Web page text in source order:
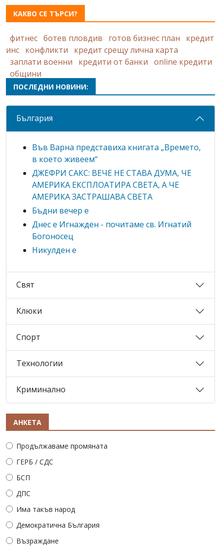
КАКВО СЕ ТЪРСИ?
фитнес ботев пловдив готов бизнес план
кредит
инс конфликти
кредит срещу лична карта
заплати военни
кредити от банки online кредити
общини
ПОСЛЕДНИ НОВИНИ:
България
Във Варна представиха книгата „Времето,
в което живеем“
ДЖЕФРИ САКС: ВЕЧЕ НЕ СТАВА ДУМА, ЧЕ
АМЕРИКА ЕКСПЛОАТИРА СВЕТА, А ЧЕ
АМЕРИКА ЗАСТРАШАВА СВЕТА
Бъдни вечер е
Днес е Игнажден - почитаме св. Игнатий
Богоносец
Никулден е
Свят
Клюки
Спорт
Технологии
Криминално
АНКЕТА
Продължаваме промяната
ГЕРБ / СДС
БСП
ДПС
Има такъв народ
Демократична България
Възраждане